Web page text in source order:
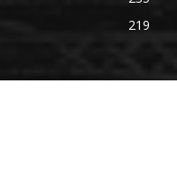
219